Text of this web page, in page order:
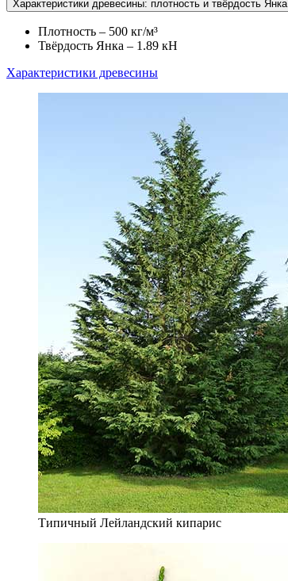
Характеристики древесины: плотность и твёрдость Янка
Плотность – 500 кг/м³
Твёрдость Янка – 1.89 кН
Характеристики древесины
Типичный Лейландский кипарис